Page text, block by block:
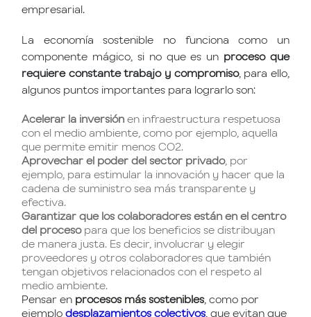
empresarial.
La economía sostenible no funciona como un
componente mágico, si no que es un proceso que
requiere constante trabajo y compromiso, para ello,
algunos puntos importantes para lograrlo son:
Acelerar la inversión en infraestructura respetuosa
con el medio ambiente, como por ejemplo, aquella
que permite emitir menos CO2.
Aprovechar el poder del sector privado, por
ejemplo, para estimular la innovación y hacer que la
cadena de suministro sea más transparente y
efectiva.
Garantizar que los colaboradores están en el centro
del procesopara que los beneficios se distribuyan
de manera justa. Es decir, involucrar y elegir
proveedores y otros colaboradores que también
tengan objetivos relacionados con el respeto al
medio ambiente.
Pensar en procesos más sostenibles, como por
ejemplo desplazamientos colectivos, que evitan que